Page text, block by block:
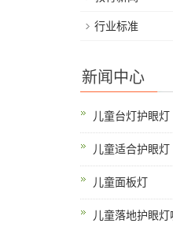
行业标准
新闻中心
儿童台灯护眼灯
儿童适合护眼灯
儿童面板灯
儿童落地护眼